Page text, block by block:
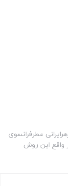
عطرفرانسوی
واقع این روش